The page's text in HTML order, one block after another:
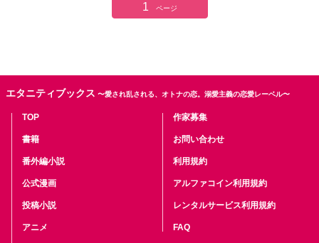
1 ページ
エタニティブックス 〜愛され乱される、オトナの恋。溺愛主義の恋愛レーベル〜
TOP
書籍
番外編小説
公式漫画
投稿小説
アニメ
作家募集
お問い合わせ
利用規約
アルファコイン利用規約
レンタルサービス利用規約
FAQ